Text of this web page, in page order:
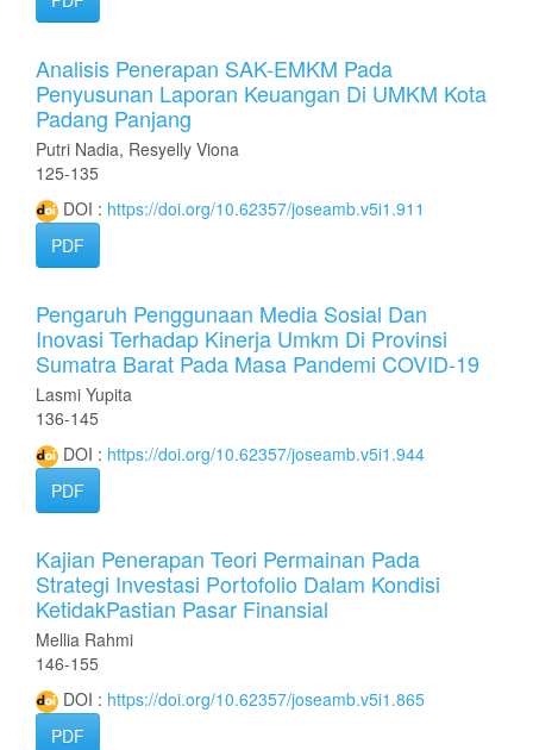
Analisis Penerapan SAK-EMKM Pada
Penyusunan Laporan Keuangan Di UMKM Kota
Padang Panjang
Putri Nadia, Resyelly Viona
125-135
DOI : https://doi.org/10.62357/joseamb.v5i1.911
PDF
Pengaruh Penggunaan Media Sosial Dan
Inovasi Terhadap Kinerja Umkm Di Provinsi
Sumatra Barat Pada Masa Pandemi COVID-19
Lasmi Yupita
136-145
DOI : https://doi.org/10.62357/joseamb.v5i1.944
PDF
Kajian Penerapan Teori Permainan Pada
Strategi Investasi Portofolio Dalam Kondisi
KetidakPastian Pasar Finansial
Mellia Rahmi
146-155
DOI : https://doi.org/10.62357/joseamb.v5i1.865
PDF